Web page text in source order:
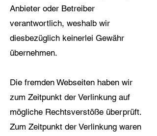
Anbieter oder Betreiber
verantwortlich, weshalb wir
diesbezüglich keinerlei Gewähr
übernehmen.
Die fremden Webseiten haben wir
zum Zeitpunkt der Verlinkung auf
mögliche Rechtsverstöße überprüft.
Zum Zeitpunkt der Verlinkung waren